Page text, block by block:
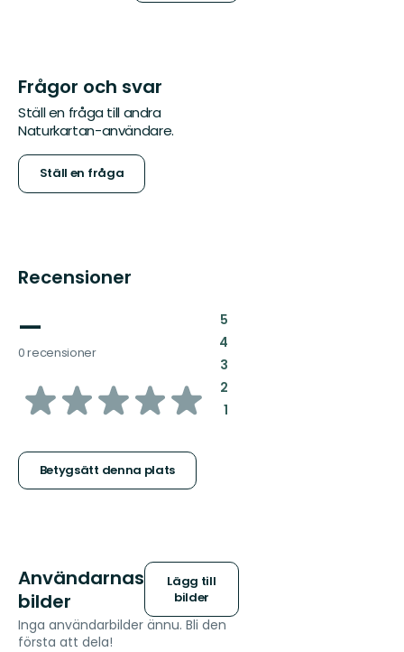
Frågor och svar
Ställ en fråga till andra
Naturkartan-användare.
Ställ en fråga
Recensioner
—
0 recensioner
av
stjärnor
Betygsätt denna plats
5:
4:
3:
2:
1:
Användarnas
bilder
Lägg till
bilder
Inga användarbilder ännu. Bli den
första att dela!